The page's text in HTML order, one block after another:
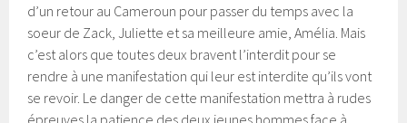
d’un retour au Cameroun pour passer du temps avec la
soeur de Zack, Juliette et sa meilleure amie, Amélia. Mais
c’est alors que toutes deux bravent l’interdit pour se
rendre à une manifestation qui leur est interdite qu’ils vont
se revoir. Le danger de cette manifestation mettra à rudes